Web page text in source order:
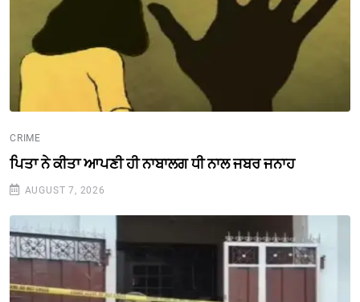
CRIME
ਪਿਤਾ ਨੇ ਕੀਤਾ ਆਪਣੀ ਹੀ ਨਾਬਾਲਗ ਧੀ ਨਾਲ ਜਬਰ ਜਨਾਹ
AUGUST 7, 2026